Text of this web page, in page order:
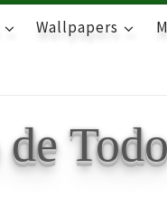
Wallpapers